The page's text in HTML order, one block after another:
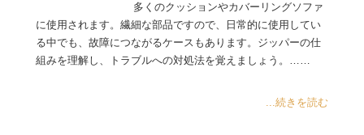
多くのクッションやカバーリングソファ
に使用されます。繊細な部品ですので、日常的に使用してい
る中でも、故障につながるケースもあります。ジッパーの仕
組みを理解し、トラブルへの対処法を覚えましょう。……
...続きを読む